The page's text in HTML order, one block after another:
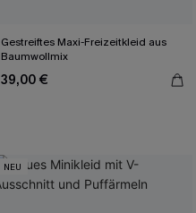
Gestreiftes Maxi-Freizeitkleid aus
Baumwollmix
39,00 €
NEU